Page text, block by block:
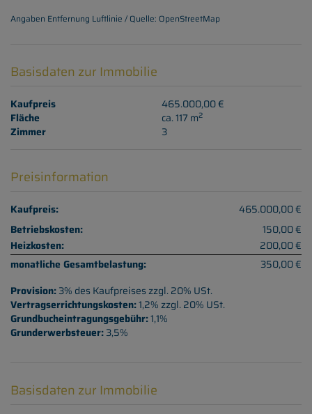
Angaben Entfernung Luftlinie / Quelle: OpenStreetMap
Basisdaten zur Immobilie
Kaufpreis
465.000,00 €
Fläche
ca. 117 m2
Zimmer 3
Preisinformation
Kaufpreis:
465.000,00 €
Betriebskosten:
150,00 €
Heizkosten:
200,00 €
monatliche Gesamtbelastung:
350,00 €
Provision:3% des Kaufpreises zzgl. 20% USt.
Vertragserrichtungskosten:1,2% zzgl. 20% USt.
Grundbucheintragungsgebühr:1,1%
Grunderwerbsteuer:3,5%
Basisdaten zur Immobilie